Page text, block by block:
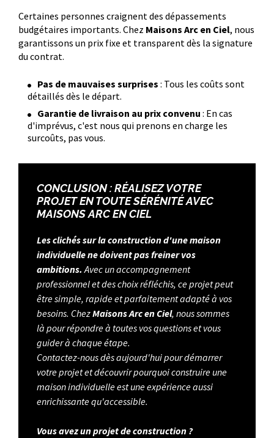
Certaines personnes craignent des dépassements
budgétaires importants. Chez Maisons Arc en Ciel, nous
garantissons un prix fixe et transparent dès la signature
du contrat.
Pas de mauvaises surprises : Tous les coûts sont
détaillés dès le départ.
Garantie de livraison au prix convenu : En cas
d'imprévus, c'est nous qui prenons en charge les
surcoûts, pas vous.
CONCLUSION : RÉALISEZ VOTRE
PROJET EN TOUTE SÉRÉNITÉ AVEC
MAISONS ARC EN CIEL
Les clichés sur la construction d'une maison
individuelle ne doivent pas freiner vos
ambitions. Avec un accompagnement
professionnel et des choix réfléchis, ce projet peut
être simple, rapide et parfaitement adapté à vos
besoins. ChezMaisons Arc en Ciel, nous sommes
là pour répondre à toutes vos questions et vous
guider à chaque étape.
Contactez-nous dès aujourd'hui pour démarrer
votre projet et découvrir pourquoi construire une
maison individuelle est une expérience aussi
enrichissante qu'accessible.
Vous avez un projet de construction ?